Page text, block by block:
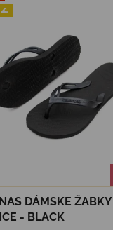
🌊
DÁMSKE ŽABKY
- BLACK